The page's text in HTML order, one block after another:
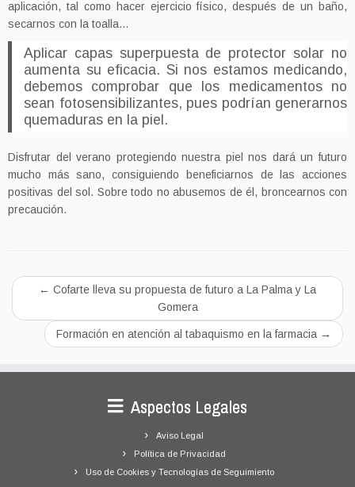
aplicación, tal como hacer ejercicio físico, después de un baño,
secarnos con la toalla…
Aplicar capas superpuesta de protector solar no
aumenta su eficacia. Si nos estamos medicando,
debemos comprobar que los medicamentos no
sean fotosensibilizantes, pues podrían generarnos
quemaduras en la piel.
Disfrutar del verano protegiendo nuestra piel nos dará un futuro
mucho más sano, consiguiendo beneficiarnos de las acciones
positivas del sol. Sobre todo no abusemos de él, broncearnos con
precaución.
← Cofarte lleva su propuesta de futuro a La Palma y La
Gomera
Formación en atención al tabaquismo en la farmacia →
Aspectos Legales
Aviso Legal
Política de Privacidad
Uso de Cookies y Tecnologías de Seguimiento